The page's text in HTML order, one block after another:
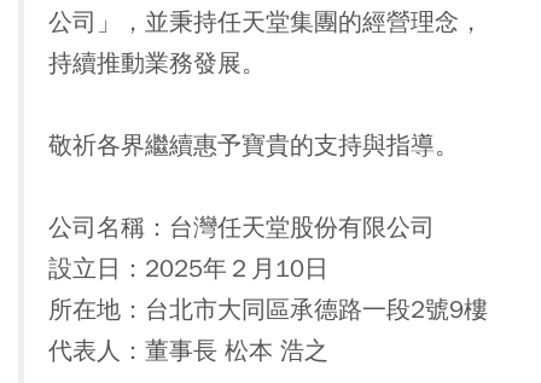
公司」，並秉持任天堂集團的經營理念，
持續推動業務發展。
敬祈各界繼續惠予寶貴的支持與指導。
公司名稱：台灣任天堂股份有限公司
設立日：2025年２月10日
所在地：台北市大同區承德路一段2號9樓
代表人：董事長 松本 浩之